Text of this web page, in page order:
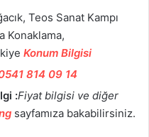
Teos Sanat Kampı
Konaklama,
Konum Bilgisi
814 09 14
:Fiyat bilgisi ve diğer
sayfamıza bakabilirsiniz.